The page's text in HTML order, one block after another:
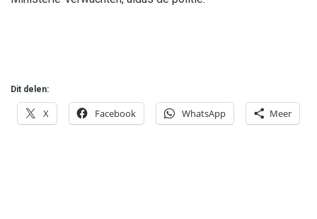
Dit delen:
X Facebook WhatsApp Meer